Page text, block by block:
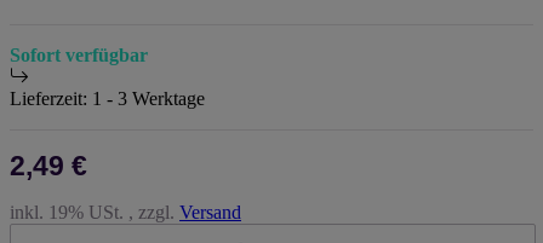
Sofort verfügbar
Lieferzeit: 1 - 3 Werktage
2,49 €
inkl. 19% USt. , zzgl. Versand